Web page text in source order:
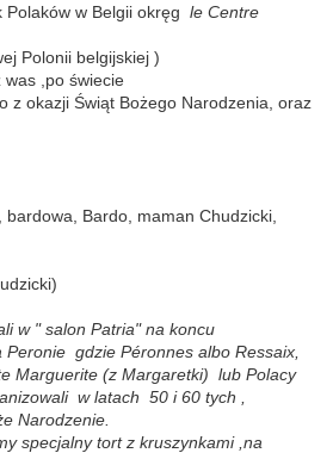
w Belgii okręg le Centre
Polonii belgijskiej )
,po świecie
z okazji Świąt Bożego Narodzenia, oraz
w " salon Patria" na koncu
gdzie Péronnes albo Ressaix,
Marguerite (z Margaretki) lub Polacy
w latach 50 i 60 tych ,
Narodzenie.
specjalny tort z kruszynkami ,na